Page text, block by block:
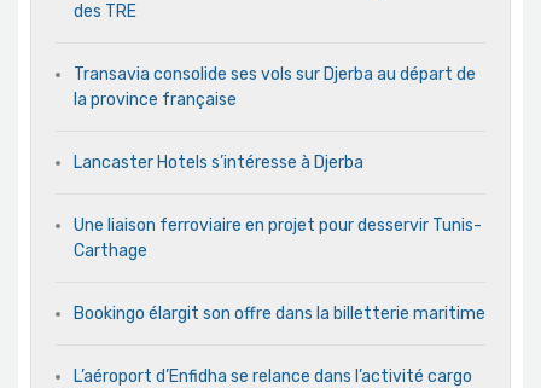
des TRE
Transavia consolide ses vols sur Djerba au départ de
la province française
Lancaster Hotels s’intéresse à Djerba
Une liaison ferroviaire en projet pour desservir Tunis-
Carthage
Bookingo élargit son offre dans la billetterie maritime
L’aéroport d’Enfidha se relance dans l’activité cargo